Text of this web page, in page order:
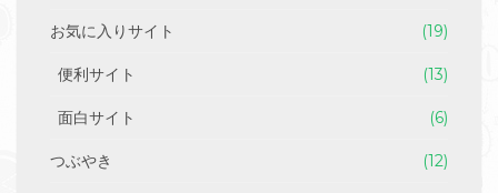
お気に入りサイト (19)
便利サイト (13)
面白サイト (6)
つぶやき (12)